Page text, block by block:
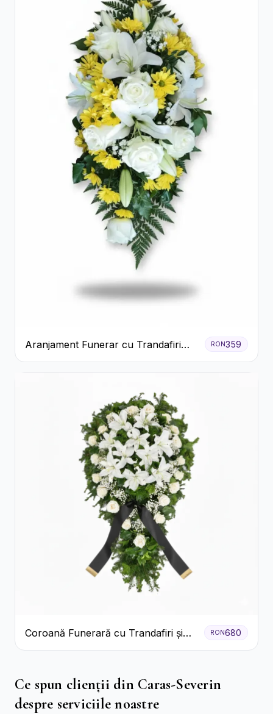
Aranjament Funerar cu Trandafiri
Albi Crizanteme Galbene și Crini
RON359
Coroană Funerară cu Trandafiri și
Crini
RON680
Ce spun clienții din Caras-Severin
despre serviciile noastre